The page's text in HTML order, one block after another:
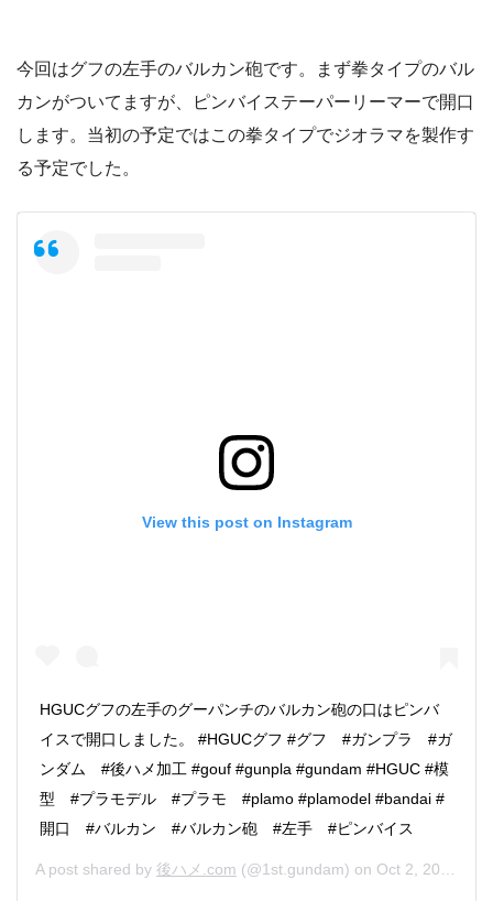
今回はグフの左手のバルカン砲です。まず拳タイプのバル
カンがついてますが、ピンバイステーパーリーマーで開口
します。当初の予定ではこの拳タイプでジオラマを製作す
る予定でした。
View this post on Instagram
HGUCグフの左手のグーパンチのバルカン砲の口はピンバ
イスで開口しました。 #HGUCグフ #グフ #ガンプラ #ガ
ンダム #後ハメ加工 #gouf #gunpla #gundam #HGUC #模
型 #プラモデル #プラモ #plamo #plamodel #bandai #
開口 #バルカン #バルカン砲 #左手 #ピンバイス
A post shared by 後ハメ.com (@1st.gundam) on Oct 2, 2019 at 5:38pm PDT